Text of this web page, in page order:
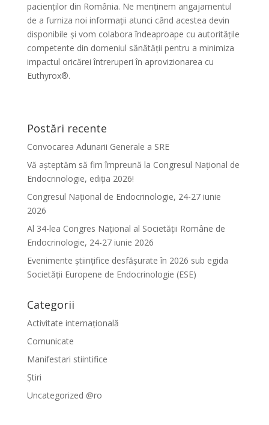
pacienților din România. Ne menținem angajamentul
de a furniza noi informații atunci când acestea devin
disponibile și vom colabora îndeaproape cu autoritățile
competente din domeniul sănătății pentru a minimiza
impactul oricărei întreruperi în aprovizionarea cu
Euthyrox®.
Postări recente
Convocarea Adunarii Generale a SRE
Vă așteptăm să fim împreună la Congresul Național de
Endocrinologie, ediția 2026!
Congresul Național de Endocrinologie, 24-27 iunie
2026
Al 34-lea Congres Național al Societății Române de
Endocrinologie, 24-27 iunie 2026
Evenimente ştiinţifice desfăşurate în 2026 sub egida
Societăţii Europene de Endocrinologie (ESE)
Categorii
Activitate internațională
Comunicate
Manifestari stiintifice
Știri
Uncategorized @ro